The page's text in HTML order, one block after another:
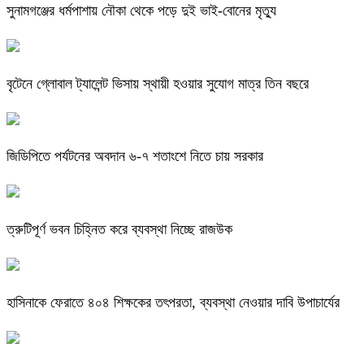
সুনামগঞ্জের ধর্মপাশায় নৌকা থেকে পড়ে দুই ভাই-বোনের মৃত্যু
বৃটেনে গ্লোবাল ট্যালেন্ট ভিসায় স্থায়ী হওয়ার সুযোগ মাত্র তিন বছরে
জিডিপিতে পর্যটনের অবদান ৬-৭ শতাংশে নিতে চায় সরকার
ত্রুটিপূর্ণ ভবন চিহ্নিত করে ব্যবস্থা নিচ্ছে রাজউক
হাসিনাকে ফেরাতে ৪০৪ শিক্ষকের তৎপরতা, ব্যবস্থা নেওয়ার দাবি উপাচার্যের